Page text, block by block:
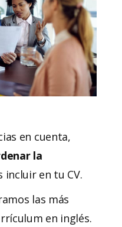
en cuenta,
la
incluir en tu CV.
las más
en inglés.